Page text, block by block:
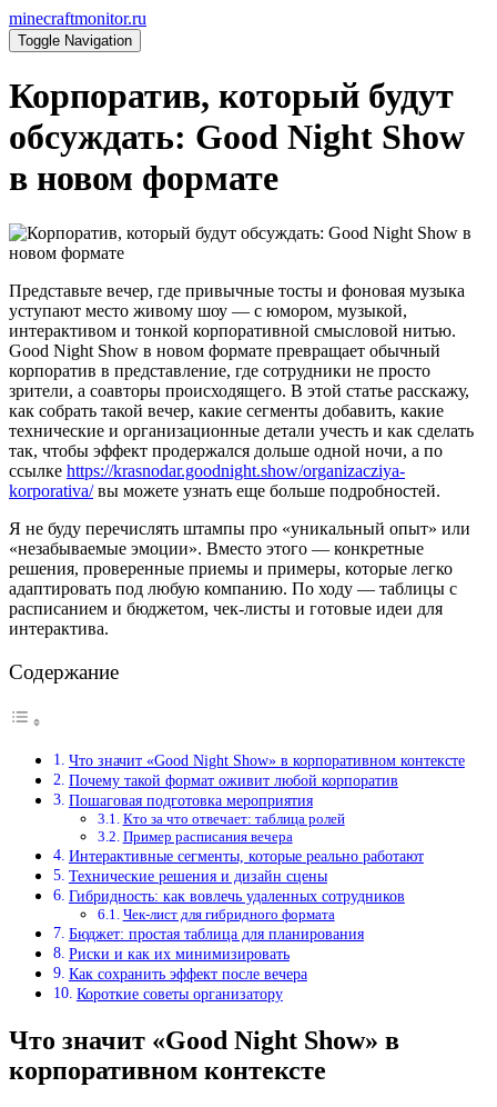
minecraftmonitor.ru
Toggle Navigation
Корпоратив, который будут
обсуждать: Good Night Show
в новом формате
Представьте вечер, где привычные тосты и фоновая музыка
уступают место живому шоу — с юмором, музыкой,
интерактивом и тонкой корпоративной смысловой нитью.
Good Night Show в новом формате превращает обычный
корпоратив в представление, где сотрудники не просто
зрители, а соавторы происходящего. В этой статье расскажу,
как собрать такой вечер, какие сегменты добавить, какие
технические и организационные детали учесть и как сделать
так, чтобы эффект продержался дольше одной ночи, а по
ссылке https://krasnodar.goodnight.show/organizacziya-
korporativa/вы можете узнать еще больше подробностей.
Я не буду перечислять штампы про «уникальный опыт» или
«незабываемые эмоции». Вместо этого — конкретные
решения, проверенные приемы и примеры, которые легко
адаптировать под любую компанию. По ходу — таблицы с
расписанием и бюджетом, чек-листы и готовые идеи для
интерактива.
Содержание
Что значит «Good Night Show» в корпоративном контексте
Почему такой формат оживит любой корпоратив
Пошаговая подготовка мероприятия
Кто за что отвечает: таблица ролей
Пример расписания вечера
Интерактивные сегменты, которые реально работают
Технические решения и дизайн сцены
Гибридность: как вовлечь удаленных сотрудников
Чек-лист для гибридного формата
Бюджет: простая таблица для планирования
Риски и как их минимизировать
Как сохранить эффект после вечера
Короткие советы организатору
Что значит «Good Night Show» в
корпоративном контексте